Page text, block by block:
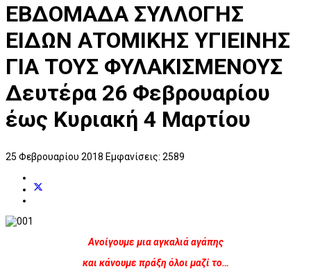
ΕΒΔΟΜΑΔΑ ΣΥΛΛΟΓΗΣ
ΕΙΔΩΝ ΑΤΟΜΙΚΗΣ ΥΓΙΕΙΝΗΣ
ΓΙΑ ΤΟΥΣ ΦΥΛΑΚΙΣΜΕΝΟΥΣ
Δευτέρα 26 Φεβρουαρίου
έως Κυριακή 4 Μαρτίου
25 Φεβρουαρίου 2018 Εμφανίσεις: 2589
Ανοίγουμε μια αγκαλιά αγάπης
και κάνουμε πράξη όλοι μαζί το…